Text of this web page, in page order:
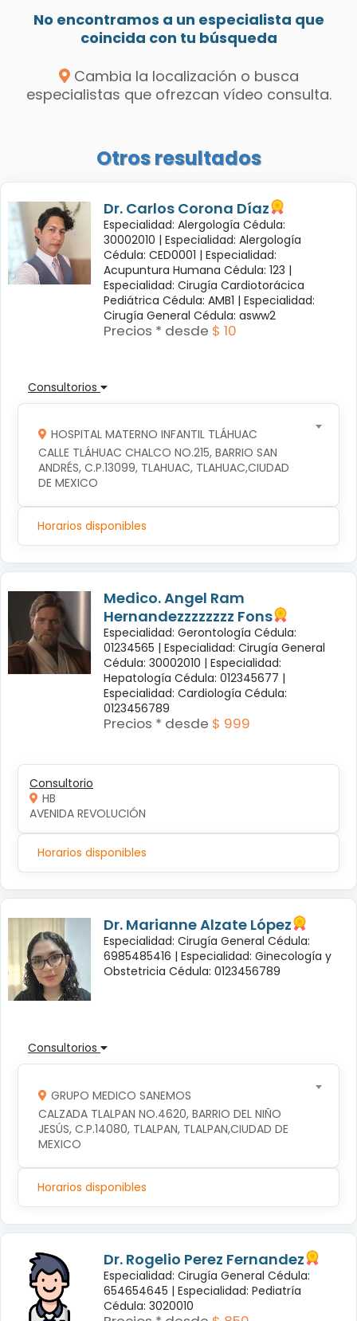
No encontramos a un especialista que
coincida con tu búsqueda
Cambia la localización o busca
especialistas que ofrezcan vídeo consulta.
Otros resultados
Dr. Carlos Corona Díaz
Especialidad: Alergología Cédula:
30002010 | Especialidad: Alergología
Cédula: CED0001 | Especialidad:
Acupuntura Humana Cédula: 123 |
Especialidad: Cirugía Cardiotorácica
Pediátrica Cédula: AMB1 | Especialidad:
Cirugía General Cédula: asww2
Precios * desde $ 10
Consultorios
HOSPITAL MATERNO INFANTIL TLÁHUAC
CALLE TLÁHUAC CHALCO NO.215, BARRIO SAN
ANDRÉS, C.P.13099, TLAHUAC, TLAHUAC,CIUDAD
DE MEXICO
Horarios disponibles
Medico. Angel Ram
Hernandezzzzzzzz Fons
Especialidad: Gerontología Cédula:
01234565 | Especialidad: Cirugía General
Cédula: 30002010 | Especialidad:
Hepatología Cédula: 012345677 |
Especialidad: Cardiología Cédula:
0123456789
Precios * desde $ 999
Consultorio
HB
AVENIDA REVOLUCIÓN
Horarios disponibles
Dr. Marianne Alzate López
Especialidad: Cirugía General Cédula:
6985485416 | Especialidad: Ginecología y
Obstetricia Cédula: 0123456789
Consultorios
GRUPO MEDICO SANEMOS
CALZADA TLALPAN NO.4620, BARRIO DEL NIÑO
JESÚS, C.P.14080, TLALPAN, TLALPAN,CIUDAD DE
MEXICO
Horarios disponibles
Dr. Rogelio Perez Fernandez
Especialidad: Cirugía General Cédula:
654654645 | Especialidad: Pediatría
Cédula: 3020010